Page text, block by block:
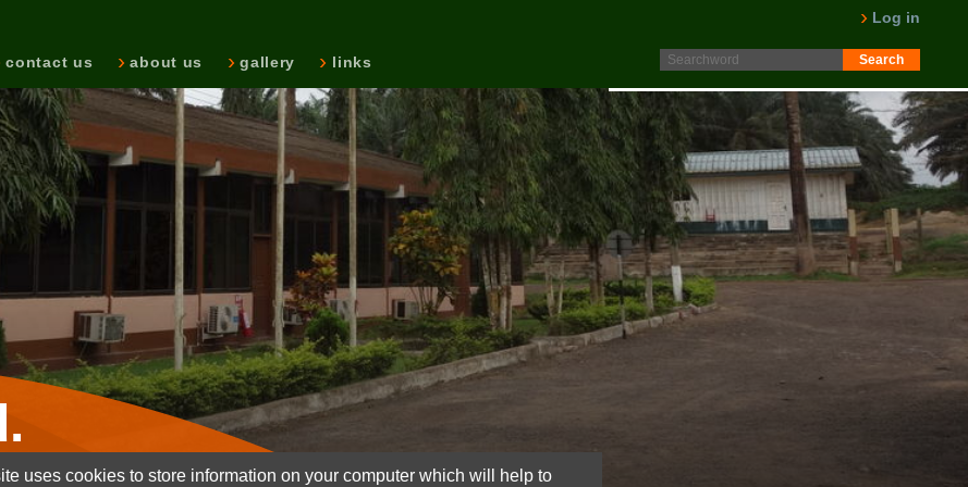
us about us gallery links
Log in
Intranett. Logg in. Minutes from AGM 2025 is now available
LES MER
uses cookies to store information on your computer which will help to